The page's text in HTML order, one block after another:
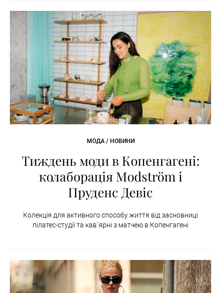
МОДА / НОВИНИ
Тиждень моди в Копенгагені:
колаборація Modström і
Пруденс Девіс
Колекція для активного способу життя від засновниці
пілатес-студії та кав`ярні з матчею в Копенгагені